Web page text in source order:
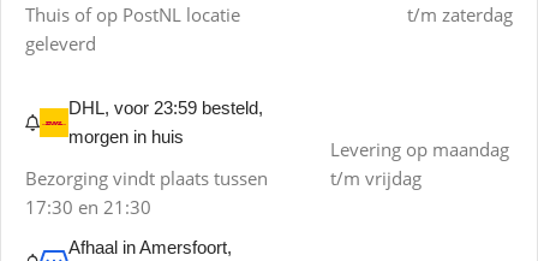
Thuis of op PostNL locatie
geleverd
t/m zaterdag
DHL, voor 23:59 besteld,
morgen in huis
Bezorging vindt plaats tussen
17:30 en 21:30
Levering op maandag
t/m vrijdag
Afhaal in Amersfoort,